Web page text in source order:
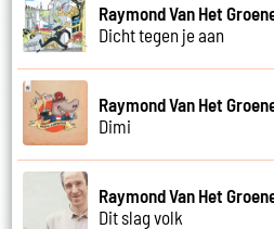
Raymond Van Het
Dicht tegen je aan
Raymond Van Het
Dimi
Raymond Van Het
Dit slag volk